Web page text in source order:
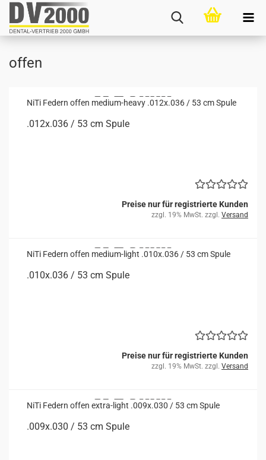
offen
NiTi Fe­dern offen medium-​​heavy .012x.036 / 53 cm Spule
.012x.036 / 53 cm Spule
Preise nur für registrierte Kunden
zzgl. 19% MwSt. zzgl. Versand
NiTi Fe­dern offen medium-​​light .010x.036 / 53 cm Spule
.010x.036 / 53 cm Spule
Preise nur für registrierte Kunden
zzgl. 19% MwSt. zzgl. Versand
NiTi Fe­dern offen extra-​​light .009x.030 / 53 cm Spule
.009x.030 / 53 cm Spule